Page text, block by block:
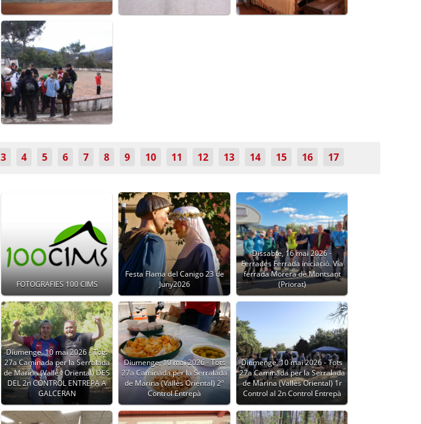
3 4 5 6 7 8 9 10 11 12 13 14 15 16 17
FOTOGRAFIES 100 CIMS
Festa Flama del Canigo 23 de
Juny2026
Dissabte, 16 mai 2026 -
Ferrades Ferrada iniciació. Via
ferrada Morera de Montsant
(Priorat)
Diumenge, 10 mai 2026 - Tots
27a Caminada per la Serralada
de Marina (Vallès Oriental) DES
DEL 2n CONTROL ENTREPA A
GALCERAN
Diumenge, 10 mai 2026 - Tots
27a Caminada per la Serralada
de Marina (Vallès Oriental) 2º
Control Entrepà
Diumenge, 10 mai 2026 - Tots
27a Caminada per la Serralada
de Marina (Vallès Oriental) 1r
Control al 2n Control Entrepà